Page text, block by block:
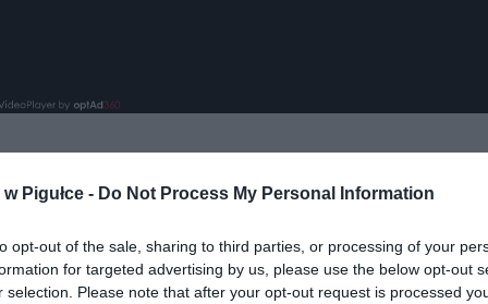
Pigułce - Do Not Process My Personal Information
opt-out of the sale, sharing to third parties, or processing of your
for targeted advertising by us, please use the below opt-out
selection. Please note that after your opt-out request is processed
nas do preferowanych źródeł w Google